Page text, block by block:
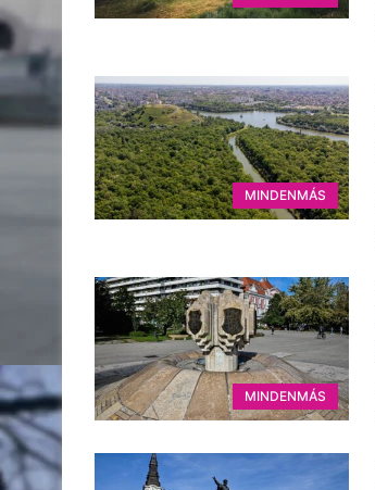
MINDENMÁS
MINDENMÁS